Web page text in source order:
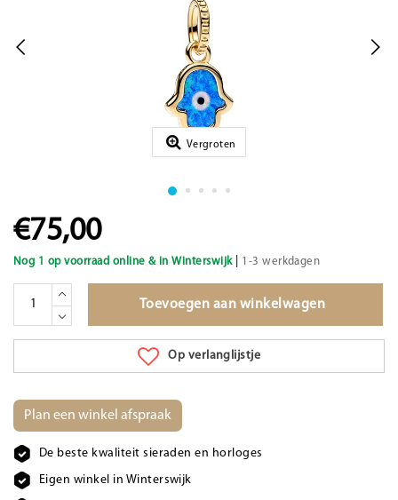
Vergroten
€75,00
Nog 1 op voorraad online & in Winterswijk| 1-3 werkdagen
Toevoegen aan winkelwagen
Op verlanglijstje
Plan een winkel afspraak
De beste kwaliteit sieraden en horloges
Eigen winkel in Winterswijk